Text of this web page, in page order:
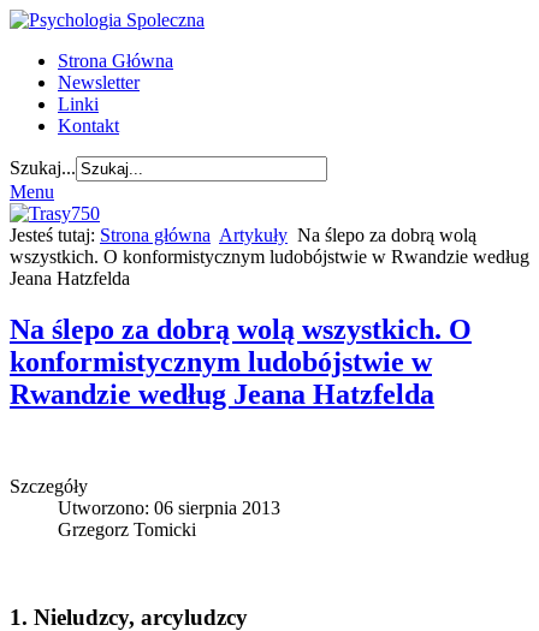
Strona Główna
Newsletter
Linki
Kontakt
Szukaj...
Menu
Jesteś tutaj: Strona główna Artykuły Na ślepo za dobrą wolą
wszystkich. O konformistycznym ludobójstwie w Rwandzie według
Jeana Hatzfelda
Na ślepo za dobrą wolą wszystkich. O
konformistycznym ludobójstwie w
Rwandzie według Jeana Hatzfelda
Szczegóły
Utworzono: 06 sierpnia 2013
Grzegorz Tomicki
1. Nieludzcy, arcyludzcy